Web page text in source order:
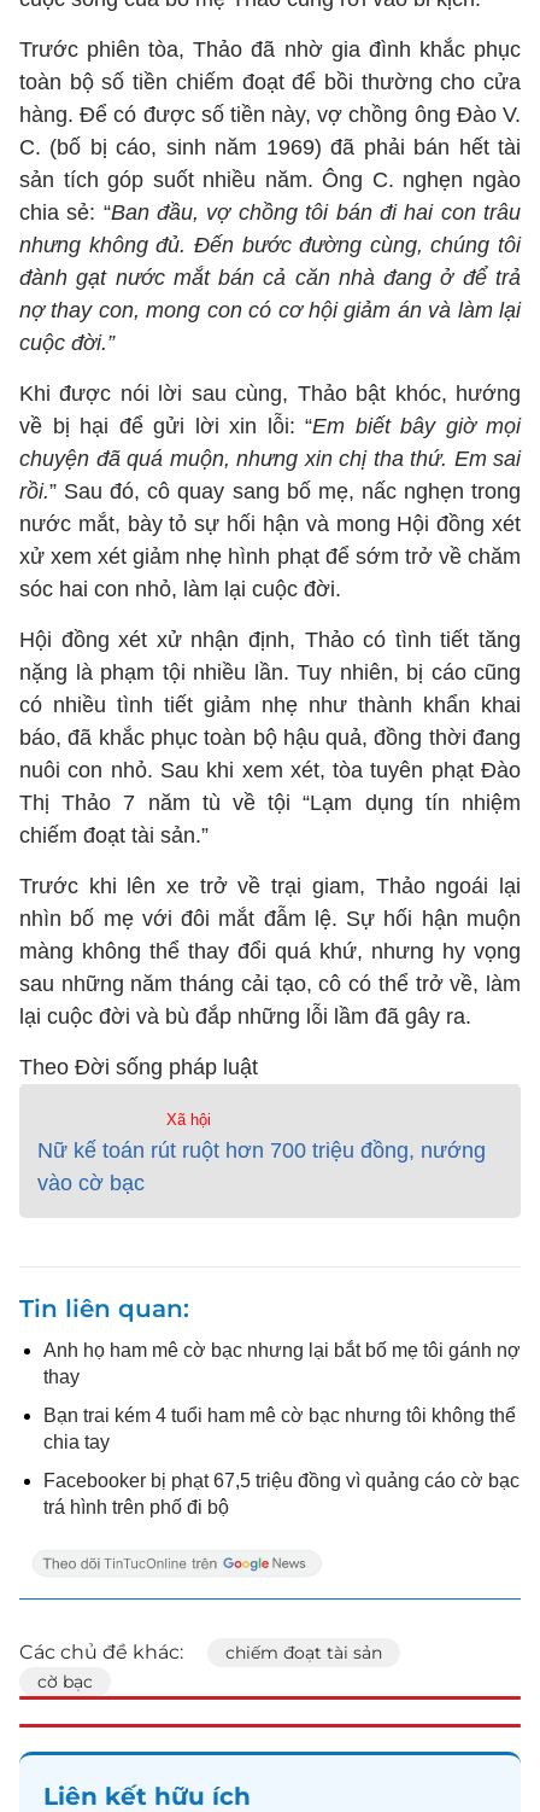
Trước phiên tòa, Thảo đã nhờ gia đình khắc phục
toàn bộ số tiền chiếm đoạt để bồi thường cho cửa
hàng. Để có được số tiền này, vợ chồng ông Đào V.
C. (bố bị cáo, sinh năm 1969) đã phải bán hết tài
sản tích góp suốt nhiều năm. Ông C. nghẹn ngào
chia sẻ: “Ban đầu, vợ chồng tôi bán đi hai con trâu
nhưng không đủ. Đến bước đường cùng, chúng tôi
đành gạt nước mắt bán cả căn nhà đang ở để trả
nợ thay con, mong con có cơ hội giảm án và làm lại
cuộc đời.”
Khi được nói lời sau cùng, Thảo bật khóc, hướng
về bị hại để gửi lời xin lỗi: “Em biết bây giờ mọi
chuyện đã quá muộn, nhưng xin chị tha thứ. Em sai
rồi.” Sau đó, cô quay sang bố mẹ, nấc nghẹn trong
nước mắt, bày tỏ sự hối hận và mong Hội đồng xét
xử xem xét giảm nhẹ hình phạt để sớm trở về chăm
sóc hai con nhỏ, làm lại cuộc đời.
Hội đồng xét xử nhận định, Thảo có tình tiết tăng
nặng là phạm tội nhiều lần. Tuy nhiên, bị cáo cũng
có nhiều tình tiết giảm nhẹ như thành khẩn khai
báo, đã khắc phục toàn bộ hậu quả, đồng thời đang
nuôi con nhỏ. Sau khi xem xét, tòa tuyên phạt Đào
Thị Thảo 7 năm tù về tội “Lạm dụng tín nhiệm
chiếm đoạt tài sản.”
Trước khi lên xe trở về trại giam, Thảo ngoái lại
nhìn bố mẹ với đôi mắt đẫm lệ. Sự hối hận muộn
màng không thể thay đổi quá khứ, nhưng hy vọng
sau những năm tháng cải tạo, cô có thể trở về, làm
lại cuộc đời và bù đắp những lỗi lầm đã gây ra.
Theo Đời sống pháp luật
Xã hội
Nữ kế toán rút ruột hơn 700 triệu đồng, nướng
vào cờ bạc
Tin liên quan
Anh họ ham mê cờ bạc nhưng lại bắt bố mẹ tôi gánh nợ
thay
Bạn trai kém 4 tuổi ham mê cờ bạc nhưng tôi không thể
chia tay
Facebooker bị phạt 67,5 triệu đồng vì quảng cáo cờ bạc
trá hình trên phố đi bộ
Các chủ đề khác:
chiếm đoạt tài sản
cờ bạc
Liên kết hữu ích